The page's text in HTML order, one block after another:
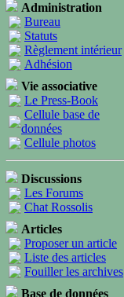
Administration
Bureau
Statuts
Règlement intérieur
Adhésion
Vie associative
Le Press-Book
Cellule base de
données
Cellule photos
Discussions
Les Forums
Chat Rossolis
Articles
Proposer un article
Liste des articles
Fouiller les archives
Base de données